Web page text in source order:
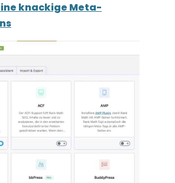
knackige Meta-